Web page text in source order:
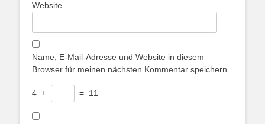
Website
Name, E-Mail-Adresse und Website in diesem
Browser für meinen nächsten Kommentar speichern.
4 + = 11